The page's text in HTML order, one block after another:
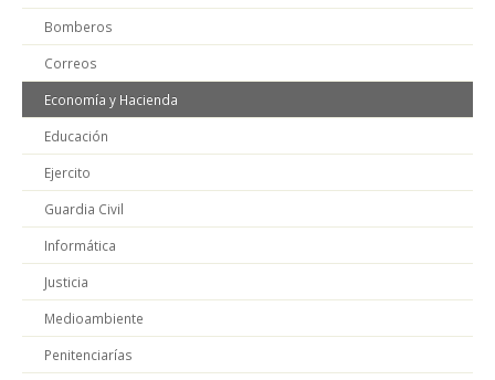
Bomberos
Correos
Economía y Hacienda
Educación
Ejercito
Guardia Civil
Informática
Justicia
Medioambiente
Penitenciarías